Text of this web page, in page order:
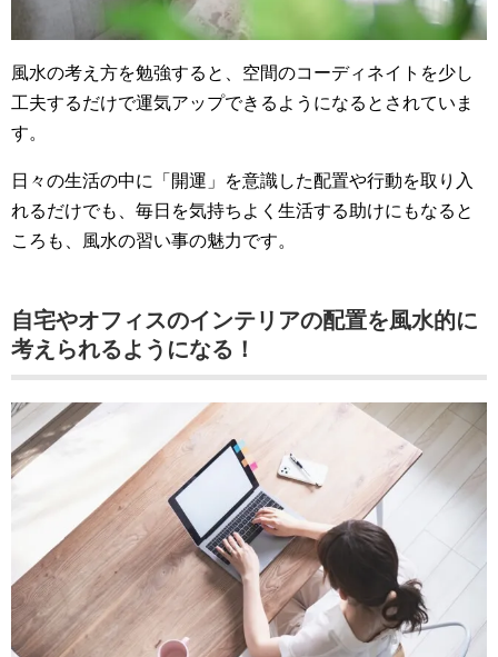
風水の考え方を勉強すると、空間のコーディネイトを少し
工夫するだけで運気アップできるようになるとされていま
す。
日々の生活の中に「開運」を意識した配置や行動を取り入
れるだけでも、毎日を気持ちよく生活する助けにもなると
ころも、風水の習い事の魅力です。
自宅やオフィスのインテリアの配置を風水的に
考えられるようになる！